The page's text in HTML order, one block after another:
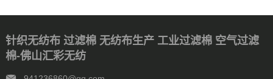
针织无纺布 过滤棉 无纺布生产 工业过滤棉 空气过滤
棉-佛山汇彩无纺